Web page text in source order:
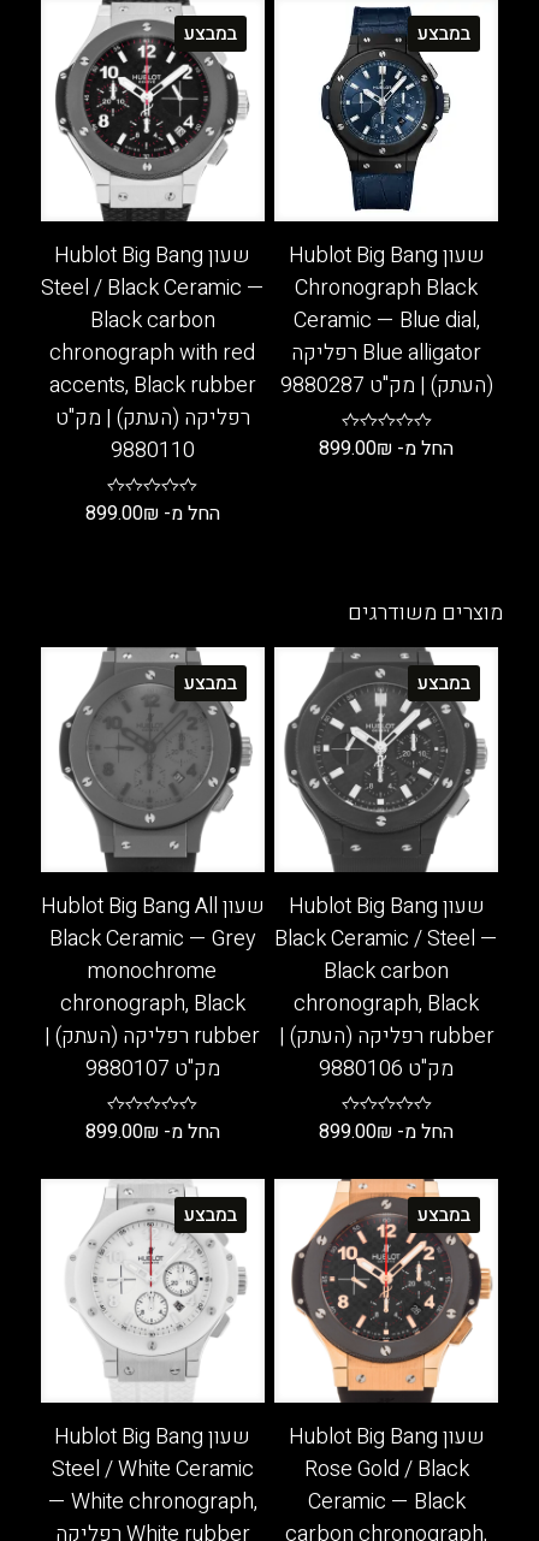
זה
יש
מספר
סוגים.
ניתן
לבחור
את
האפשרויות
בעמוד
המוצר
זה
יש
מספר
סוגים.
ניתן
לבחור
את
האפשרויות
בעמוד
המוצר
במבצע
שעון Hublot Big Bang
Chronograph Black
Ceramic — Blue dial,
Blue alligator רפליקה
(העתק) | מק"ט 9880287
החל מ- 899.00₪
סוגים.
ניתן
לבחור
את
האפשרויות
בעמוד
המוצר
במבצע
שעון Hublot Big Bang
Steel / Black Ceramic —
Black carbon
chronograph with red
accents, Black rubber
רפליקה (העתק) | מק"ט
9880110
החל מ- 899.00₪
סוגים.
ניתן
לבחור
את
האפשרויות
בעמוד
המוצר
מוצרים משודרגים
במבצע
שעון Hublot Big Bang
Black Ceramic / Steel —
Black carbon
chronograph, Black
rubber רפליקה (העתק) |
מק"ט 9880106
החל מ- 899.00₪
זה
יש
מספר
סוגים.
ניתן
לבחור
את
האפשרויות
בעמוד
המוצר
במבצע
שעון Hublot Big Bang All
Black Ceramic — Grey
monochrome
chronograph, Black
rubber רפליקה (העתק) |
מק"ט 9880107
החל מ- 899.00₪
זה
יש
מספר
סוגים.
ניתן
לבחור
את
האפשרויות
בעמוד
המוצר
במבצע
שעון Hublot Big Bang
Rose Gold / Black
Ceramic — Black
carbon chronograph,
במבצע
שעון Hublot Big Bang
Steel / White Ceramic
— White chronograph,
White rubber רפליקה